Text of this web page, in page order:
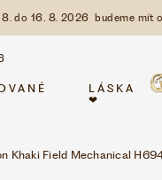
8. do 16. 8. 2026 budeme mít
LÁSKA
❤
Khaki Field Mechanical